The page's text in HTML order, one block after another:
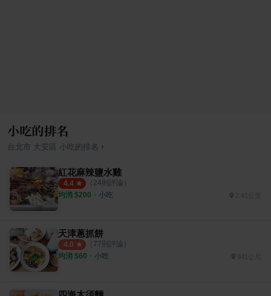
小吃的排名
台北市 大安區 小吃 的排名 ›
紅花麻辣鹽水雞
4.4 （ 24則評論）
均消 $200 ・ 小吃 2.41公里
天津蔥抓餅
4.0 （ 77則評論）
均消 $60 ・ 小吃 941公尺